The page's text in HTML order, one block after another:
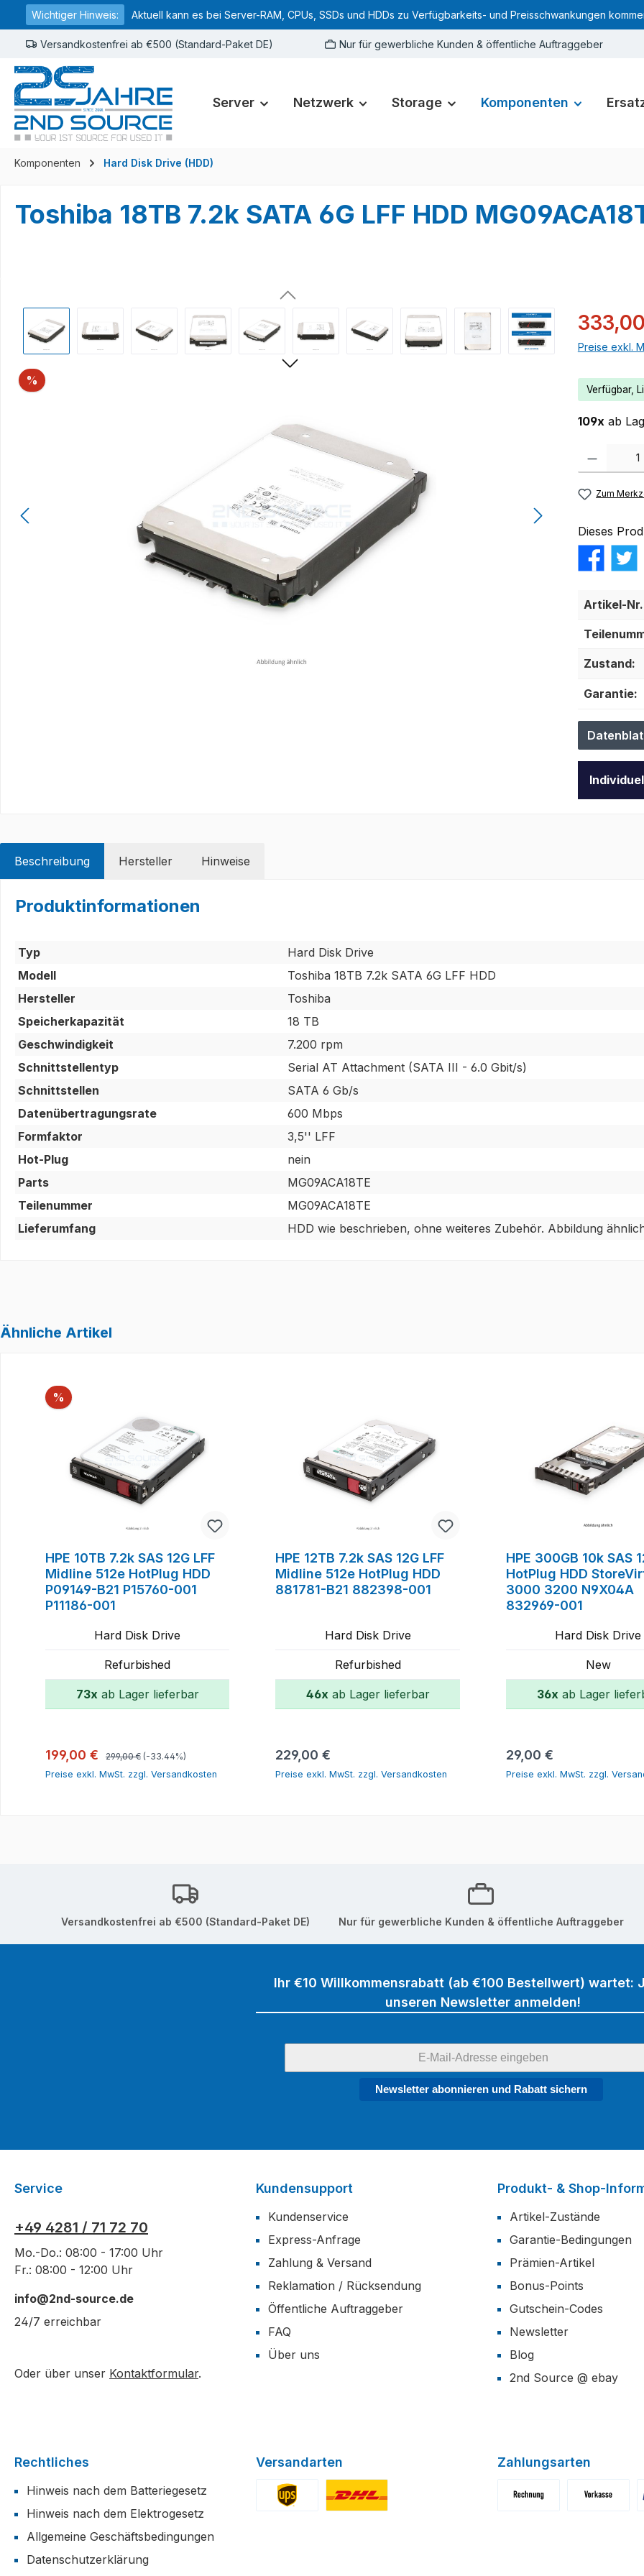
Zur Hauptnavigation springen
Wichtiger Hinweis: Aktuell kann es bei Server-RAM, CPUs, SSDs und HDDs zu Verfügbarkeits- und Preisschwankungen
Versandkostenfrei ab €500 (Standard-Paket DE) Nur für gewerbliche Kunden & öffentliche Auftraggeber
Server Netzwerk Storage Komponenten
Komponenten Hard Disk Drive (HDD)
Toshiba 18TB 7.2k SATA 6G LFF HDD
% Rabatt
Preise exkl.
Verfügbar,
109x ab
Zum
Dieses
Artikel-
Zustand:
Garantie:
Beschreibung Hersteller Hinweise
Produktinformationen
Typ
Hard Disk Drive
Modell
Toshiba 18TB 7.2k SATA 6G LFF HDD
Hersteller
Toshiba
Speicherkapazität
18 TB
Geschwindigkeit
7.200 rpm
Schnittstellentyp
Serial AT Attachment (SATA III - 6.0 Gbit/s)
Schnittstellen
SATA 6 Gb/s
Datenübertragungsrate
600 Mbps
Formfaktor
3,5'' LFF
Hot-Plug
nein
Parts
MG09ACA18TE
Teilenummer
MG09ACA18TE
Lieferumfang
HDD wie beschrieben, ohne weiteres Zubehör. Abbildung
Ähnliche Artikel
% Rabatt
HPE 10TB 7.2k SAS 12G LFF
Midline 512e HotPlug HDD
P09149-B21 P15760-001
P11186-001
Hard Disk Drive
Refurbished
73x ab Lager lieferbar
Verkaufspreis:
199,00 € Regulärer Preis:
299,00 € (-33.44%)
Preise exkl. MwSt. zzgl. Versandkosten
In den Warenkorb
HPE 12TB 7.2k SAS 12G LFF
Midline 512e HotPlug HDD
881781-B21 882398-001
Hard Disk Drive
Refurbished
46x ab Lager lieferbar
Regulärer Preis:
229,00 €
Preise exkl. MwSt. zzgl. Versandkosten
In den Warenkorb
HPE 300GB 10k SAS
HotPlug HDD
3000 3200 N9X04A
832969-001
Hard Disk Drive
New
36x ab Lager
Regulärer Preis:
29,00 €
Preise exkl. MwSt. zzgl.
Versandkostenfrei ab €500 (Standard-Paket DE) Nur für gewerbliche Kunden & öffentliche Auftraggeber
Ihr €10 Willkommensrabatt (ab €100 Bestellwert) wartet:
unseren Newsletter anmelden!
Newsletter abonnieren und Rabatt sichern
Service
+49 4281 / 71 72 70
Mo.-Do.: 08:00 - 17:00 Uhr
Fr.: 08:00 - 12:00 Uhr
info@2nd-source.de
24/7 erreichbar
Oder über unser Kontaktformular.
Kundensupport
Kundenservice
Express-Anfrage
Zahlung & Versand
Reklamation / Rücksendung
Öffentliche Auftraggeber
FAQ
Über uns
Produkt- & Shop-
Artikel-Zustände
Garantie-Bedingungen
Prämien-Artikel
Bonus-Points
Gutschein-Codes
Newsletter
Blog
2nd Source @ ebay
Rechtliches
Hinweis nach dem Batteriegesetz
Hinweis nach dem Elektrogesetz
Allgemeine Geschäftsbedingungen
Datenschutzerklärung
Versandarten Zahlungsarten